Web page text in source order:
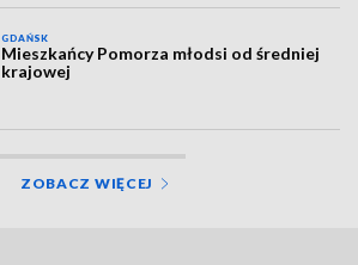
GDAŃSK
Mieszkańcy Pomorza młodsi od średniej
krajowej
ZOBACZ WIĘCEJ